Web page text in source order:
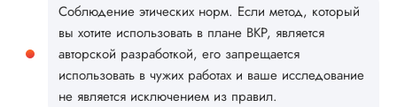
Соблюдение этических норм. Если метод, который
вы хотите использовать в плане ВКР, является
авторской разработкой, его запрещается
использовать в чужих работах и ваше исследование
не является исключением из правил.